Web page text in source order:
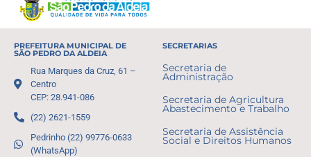
PREFEITURA MUNICIPAL DE
SÃO PEDRO DA ALDEIA
Rua Marques da Cruz, 61 –
Centro
CEP: 28.941-086
(22) 2621-1559
Pedrinho (22) 99776-0633
(WhatsApp)
SECRETARIAS
Secretaria de
Administração
Secretaria de Agricultura
Abastecimento e Trabalho
Secretaria de Assistência
Social e Direitos Humanos